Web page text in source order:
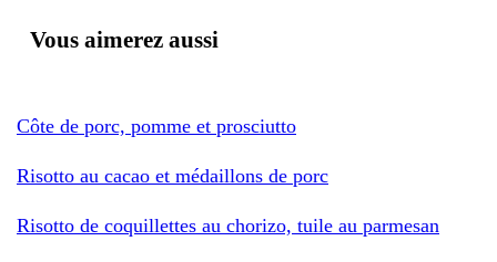
Vous aimerez aussi
Côte de porc, pomme et prosciutto
Risotto au cacao et médaillons de porc
Risotto de coquillettes au chorizo, tuile au parmesan